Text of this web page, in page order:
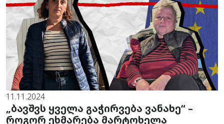
11.11.2024
„ბავშვს ყველა გაჭირვება ვანახე“ –
როგორ ეხმარება მარტოხელა